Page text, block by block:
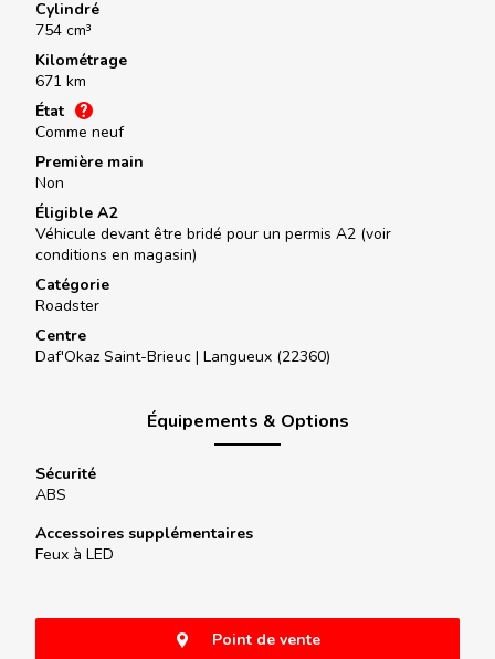
Cylindré
754 cm³
Kilométrage
671 km
État
Comme neuf
Première main
Non
Éligible A2
Véhicule devant être bridé pour un permis A2 (voir
conditions en magasin)
Catégorie
Roadster
Centre
Daf'Okaz Saint-Brieuc | Langueux (22360)
Équipements & Options
Sécurité
ABS
Accessoires supplémentaires
Feux à LED
Point de vente